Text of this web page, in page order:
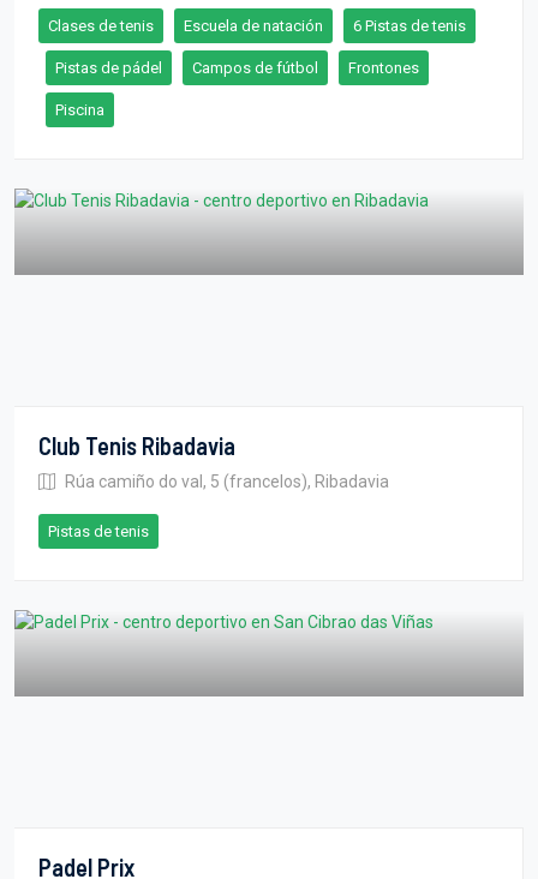
Clases de tenis Escuela de natación 6 Pistas de tenis
Pistas de pádel Campos de fútbol Frontones
Piscina
Club Tenis Ribadavia
Rúa camiño do val, 5 (francelos), Ribadavia
Pistas de tenis
Padel Prix